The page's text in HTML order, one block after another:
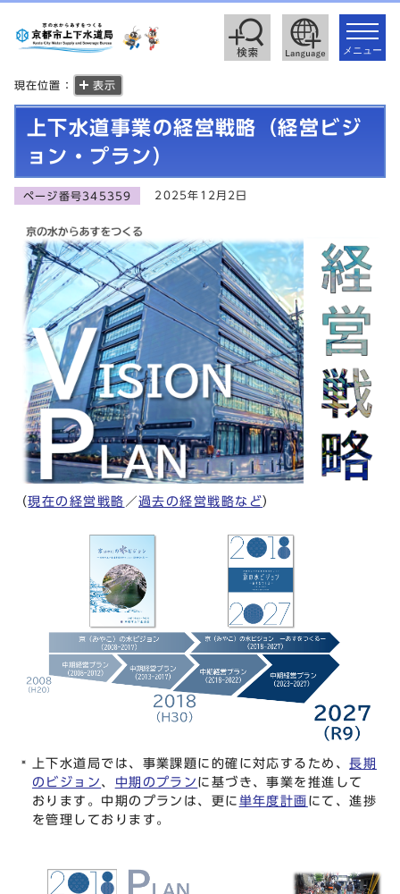
toggle
メニュー
現在位置： 表示
上下水道事業の経営戦略（経営ビジ
ョン・プラン）
ページ番号345359 2025年12月2日
（現在の経営戦略 ／過去の経営戦略など）
上下水道局では、事業課題に的確に対応するため、長期
のビジョン 、 中期のプラン に基づき、事業を推進して
おります。中期のプランは、更に 単年度計画 にて、進捗
を管理しております。